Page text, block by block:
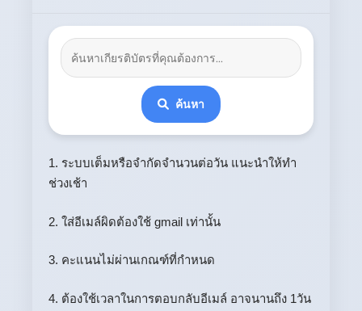
ค้นหา
1. ระบบเต็มหรือจำกัดจำนวนต่อวัน แนะนำให้ทำ
ช่วงเช้า
2. ใส่อีเมล์ผิดต้องใช้ gmail เท่านั้น
3. คะแนนไม่ผ่านเกณฑ์ที่กำหนด
4. ต้องใช้เวลาในการตอบกลับอีเมล์ อาจนานถึง 1วัน